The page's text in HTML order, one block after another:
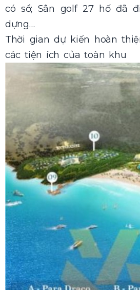
có sổ; Sân golf 27 hố đã
dựng…
Thời gian dự kiến hoàn
các tiện ích của toàn khu